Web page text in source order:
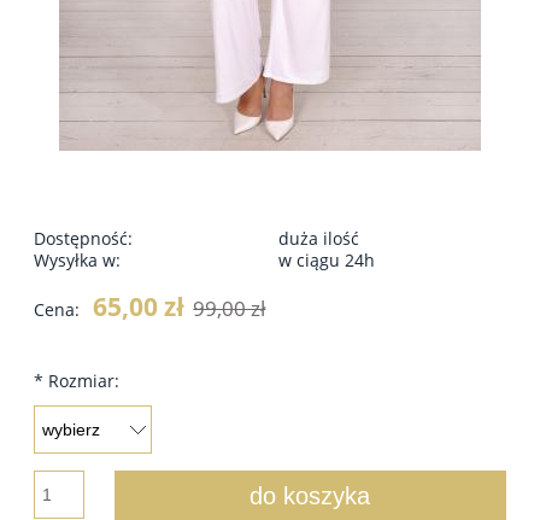
Dostępność:
duża ilość
Wysyłka w:
w ciągu 24h
Cena: 65,00 zł 99,00 zł
* Rozmiar:
do koszyka